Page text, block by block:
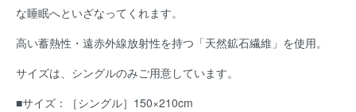
な睡眠へといざなってくれます。
高い蓄熱性・遠赤外線放射性を持つ「天然鉱石繊維」を使用。
サイズは、シングルのみご用意しています。
■サイズ：［シングル］150×210cm